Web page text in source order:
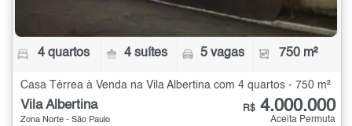
4 quartos 4 suítes 5 vagas 750 m²
Casa Térrea à Venda na Vila Albertina com 4 quartos - 750 m²
Vila Albertina
Zona Norte - São Paulo
R$ 4.000.000
Aceita Permuta